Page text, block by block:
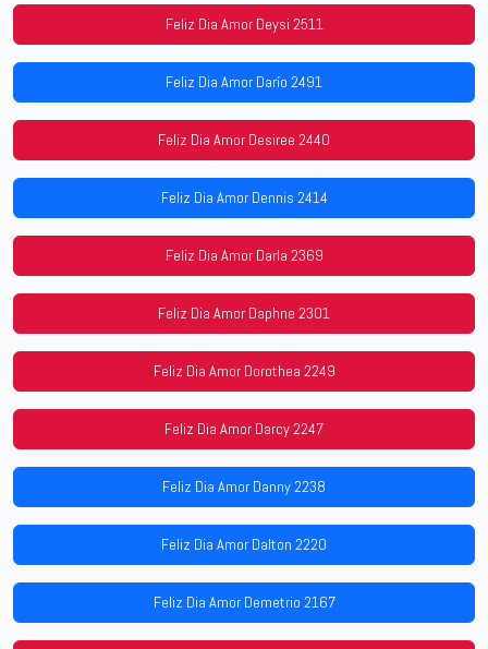
Feliz Dia Amor Deysi 2511
Feliz Dia Amor Darío 2491
Feliz Dia Amor Desiree 2440
Feliz Dia Amor Dennis 2414
Feliz Dia Amor Darla 2369
Feliz Dia Amor Daphne 2301
Feliz Dia Amor Dorothea 2249
Feliz Dia Amor Darcy 2247
Feliz Dia Amor Danny 2238
Feliz Dia Amor Dalton 2220
Feliz Dia Amor Demetrio 2167